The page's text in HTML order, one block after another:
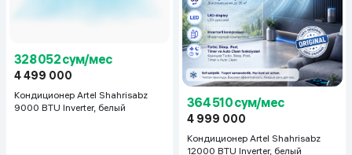
328 052 сум/мес
4 499 000
Кондиционер Artel Shahrisabz
9000 BTU Inverter, белый
364 510 сум/мес
4 999 000
Кондиционер Artel Shahrisabz
12000 BTU Inverter, белый